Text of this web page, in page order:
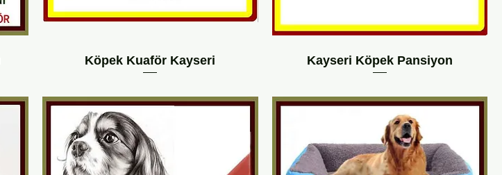
Kayseri Köpek Pansiyon
Köpek Kuaför Kayseri